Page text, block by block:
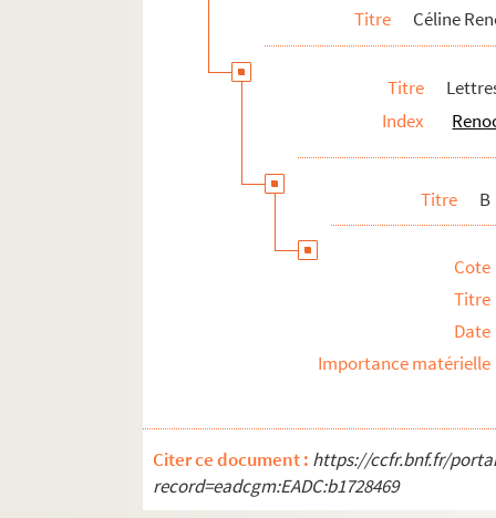
K
O
W
Y-Z
Correspondants non identifiés
Titre Céline
Titre
Index
Titre B
Cote
Titre
Date
Importance matérielle
Citer ce document : https://ccfr.bnf.fr/
record=eadcgm:EADC:b1728469